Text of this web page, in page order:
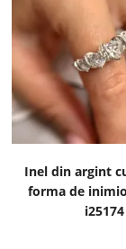
Inel din argint
forma de
i25174